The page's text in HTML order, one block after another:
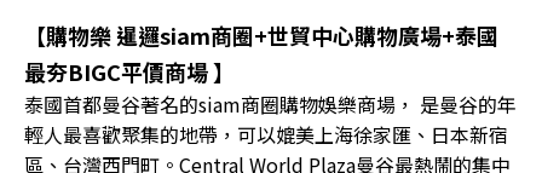
【購物樂 暹邏siam商圈+世貿中心購物廣場+泰國
最夯BIGC平價商場 】
泰國首都曼谷著名的siam商圈購物娛樂商場， 是曼谷的年
輕人最喜歡聚集的地帶，可以媲美上海徐家匯、日本新宿
區、台灣西門町。Central World Plaza曼谷最熱鬧的集中